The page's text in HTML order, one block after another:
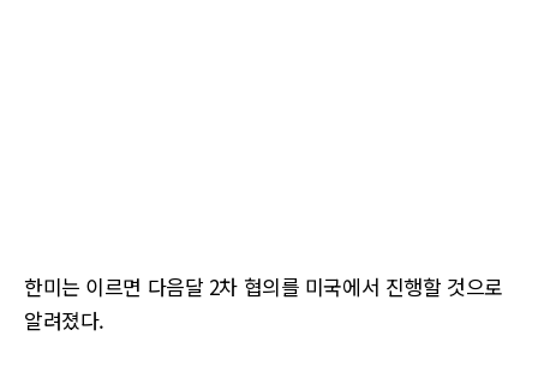
한미는 이르면 다음달 2차 협의를 미국에서 진행할 것으로
알려졌다.